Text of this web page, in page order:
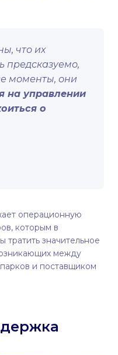
что их
предсказуемо,
моменты, они
на управлении
о
операционную
которым в
значительное
между
и поставщиком